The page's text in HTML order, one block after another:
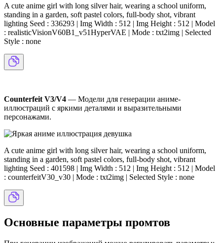
A cute anime girl with long silver hair, wearing a school uniform,
standing in a garden, soft pastel colors, full-body shot, vibrant
lighting Seed : 336293 | Img Width : 512 | Img Height : 512 | Model
: realisticVisionV60B1_v51HyperVAE | Mode : txt2img | Selected
Style : none
Counterfeit V3/V4 — Модели для генерации аниме-
иллюстраций с яркими деталями и выразительными
персонажами.
A cute anime girl with long silver hair, wearing a school uniform,
standing in a garden, soft pastel colors, full-body shot, vibrant
lighting Seed : 401598 | Img Width : 512 | Img Height : 512 | Model
: counterfeitV30_v30 | Mode : txt2img | Selected Style : none
Основные параметры промтов